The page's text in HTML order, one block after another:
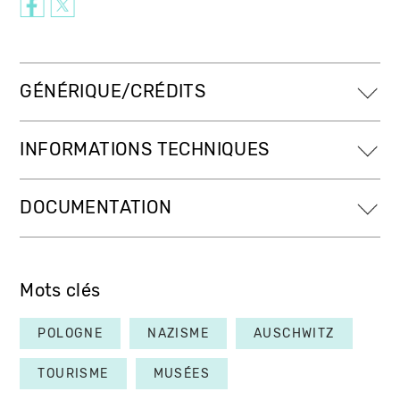
GÉNÉRIQUE/CRÉDITS
INFORMATIONS TECHNIQUES
DOCUMENTATION
Mots clés
POLOGNE NAZISME AUSCHWITZ
TOURISME MUSÉES